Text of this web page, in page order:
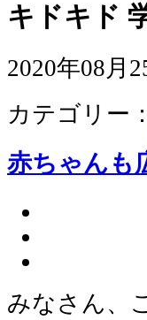
キドキド
2020年08月
カテゴリー：
赤ちゃんも
みなさん、